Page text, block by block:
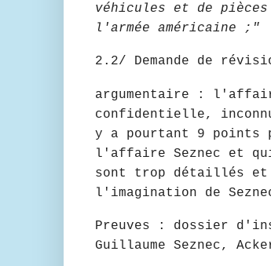
véhicules et de pièces
l'armée américaine ;"
2.2/ Demande de
argumentaire :
confidentielle,
y a pourtant 9 points
l'affaire Seznec et qui
sont trop détaillés et
l'imagination de
Preuves : dossier
Guillaume Seznec,